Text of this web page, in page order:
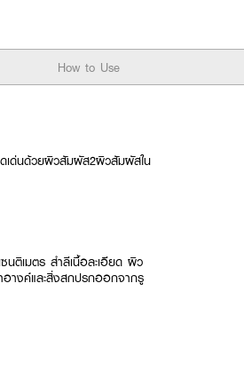
How to Use
เด่นด้วยผิวสัมผัส2ผิวสัมผัสใน
นติเมตร สำลีเนื้อละเอียด ผิว
างค์และสิ่งสกปรกออกจากรู